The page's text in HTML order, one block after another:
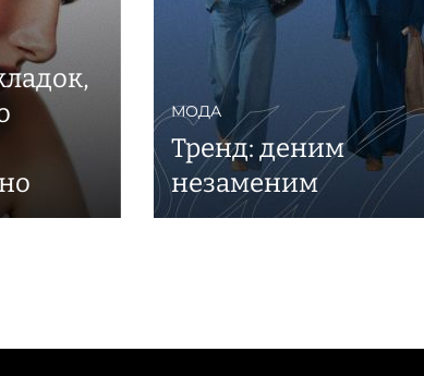
МОДА
Тренд: деним
незаменим